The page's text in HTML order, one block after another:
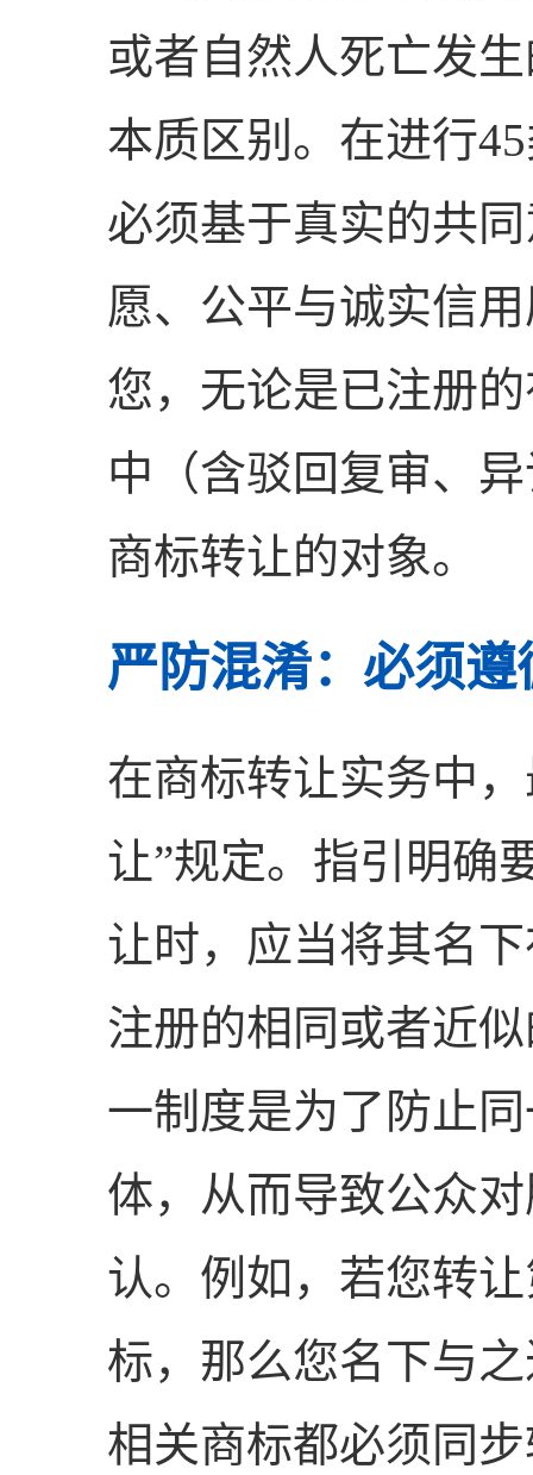
或者自然人死亡发
本质区别。在进行
必须基于真实的共
愿、公平与诚实信
您，无论是已注册
中（含驳回复审、
商标转让的对象。
严防混淆：必须
在商标转让实务中
让”规定。指引明确
让时，应当将其名
注册的相同或者近
一制度是为了防止
体，从而导致公众
认。例如，若您转
标，那么您名下与
相关商标都必须同